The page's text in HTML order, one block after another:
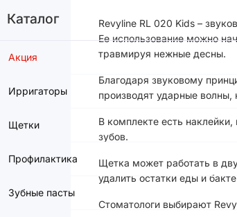
Каталог
Акция
Ирригаторы
Щетки
Профилактика
Зубные пасты
Revyline RL 020 Kids –
Ее использование можно
травмируя нежные десны.
Благодаря звуковому
производят ударные
В комплекте есть
зубов.
Щетка может работать в
удалить остатки еды и
Стоматологи выбирают